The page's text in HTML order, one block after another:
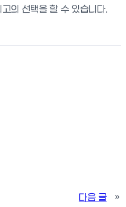
의 선택을 할 수 있습니다.
다음 글
»